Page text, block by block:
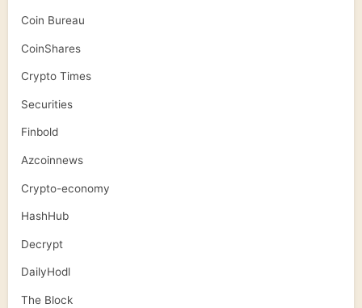
Coin Bureau
CoinShares
Crypto Times
Securities
Finbold
Azcoinnews
Crypto-economy
HashHub
Decrypt
DailyHodl
The Block